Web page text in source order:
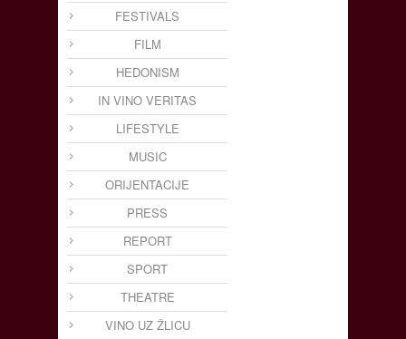
FESTIVALS
FILM
HEDONISM
IN VINO VERITAS
LIFESTYLE
MUSIC
ORIJENTACIJE
PRESS
REPORT
SPORT
THEATRE
VINO UZ ŽLICU